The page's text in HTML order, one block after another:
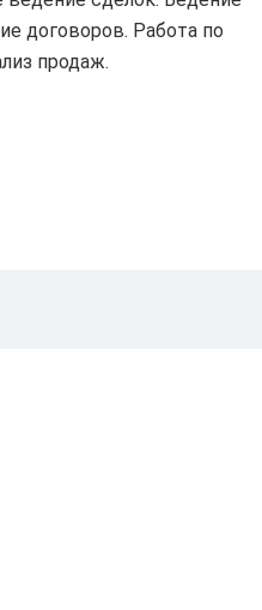
договоров. Работа по
продаж.